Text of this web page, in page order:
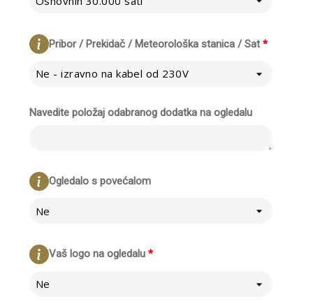
*
Pribor / Prekidač / Meteorološka stanica / Sat
Ne - izravno na kabel od 230V
Navedite položaj odabranog dodatka na ogledalu
Ogledalo s povećalom
Ne
*
Vaš logo na ogledalu
Ne